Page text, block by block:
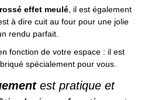
effet meulé, il est également
à dire cuit au four pour une jolie
rendu parfait.
fonction de votre espace : il est
spécialement pour vous.
est pratique et